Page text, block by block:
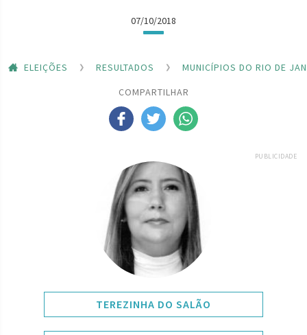
07/10/2018
ELEIÇÕES RESULTADOS
MUNICÍPIOS DO RIO DE
COMPARTILHAR
PUBLICIDADE
TEREZINHA DO SALÃO